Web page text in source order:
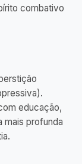
combativo
educação,
mais profunda